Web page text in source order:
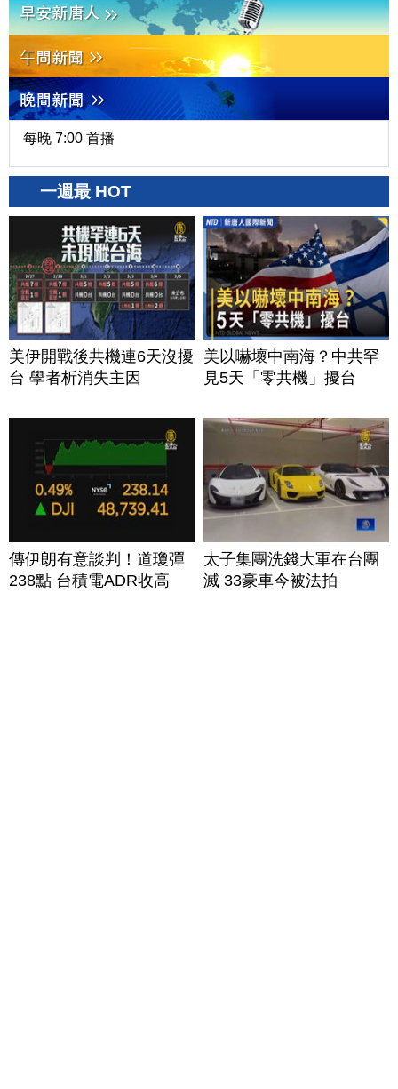
每晚 7:00 首播
一週最 HOT
美伊開戰後共機連6天沒擾
台 學者析消失主因
美以嚇壞中南海？中共罕
見5天「零共機」擾台
傳伊朗有意談判！道瓊彈
238點 台積電ADR收高
太子集團洗錢大軍在台團
滅 33豪車今被法拍